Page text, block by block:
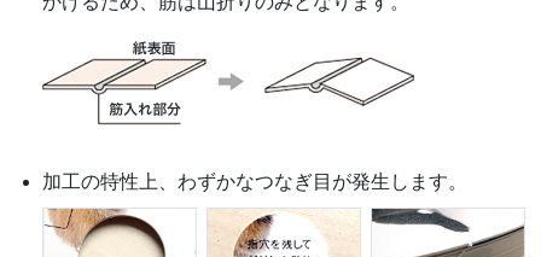
加工の特性上、わずかなつなぎ目が発生します。